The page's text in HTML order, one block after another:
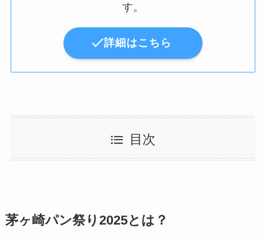
す。
詳細はこちら
目次
茅ヶ崎パン祭り2025とは？